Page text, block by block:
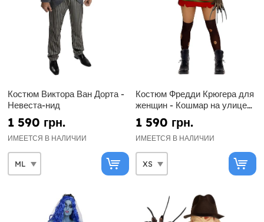
Костюм Виктора Ван Дорта -
Невеста-нид
1 590 грн.
ИМЕЕТСЯ В НАЛИЧИИ
Костюм Фредди Крюгера для
женщин - Кошмар на улице
Вязов
1 590 грн.
ИМЕЕТСЯ В НАЛИЧИИ